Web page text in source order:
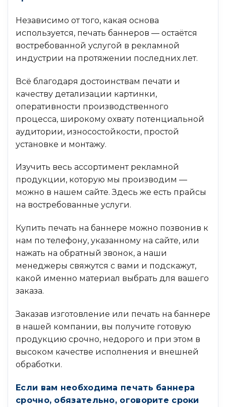
Независимо от того, какая основа
используется, печать баннеров — остаётся
востребованной услугой в рекламной
индустрии на протяжении последних лет.
Всё благодаря достоинствам печати и
качеству детализации картинки,
оперативности производственного
процесса, широкому охвату потенциальной
аудитории, износостойкости, простой
установке и монтажу.
Изучить весь ассортимент рекламной
продукции, которую мы производим —
можно в нашем сайте. Здесь же есть прайсы
на востребованные услуги.
Купить печать на баннере можно позвонив к
нам по телефону, указанному на сайте, или
нажать на обратный звонок, а наши
менеджеры свяжутся с вами и подскажут,
какой именно материал выбрать для вашего
заказа.
Заказав изготовление или печать на баннере
в нашей компании, вы получите готовую
продукцию срочно, недорого и при этом в
высоком качестве исполнения и внешней
обработки.
Если вам необходима печать баннера
срочно, обязательно, оговорите сроки